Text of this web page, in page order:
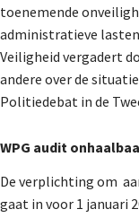
toenemende
administratieve
Veiligheid vergadert
andere over de
Politiedebat in de
WPG audit
De verplichting om
gaat in voor 1 januari